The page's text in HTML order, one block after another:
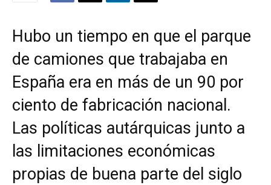
Hubo un tiempo en que el parque
de camiones que trabajaba en
España era en más de un 90 por
ciento de fabricación nacional.
Las políticas autárquicas junto a
las limitaciones económicas
propias de buena parte del siglo